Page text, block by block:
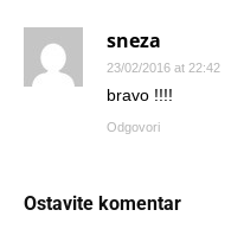
sneza
23/02/2016 at 22:42
bravo !!!!
Odgovori
Ostavite komentar